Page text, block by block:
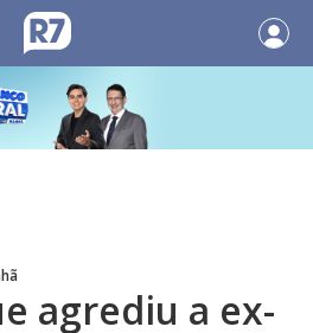
agrediu a ex-